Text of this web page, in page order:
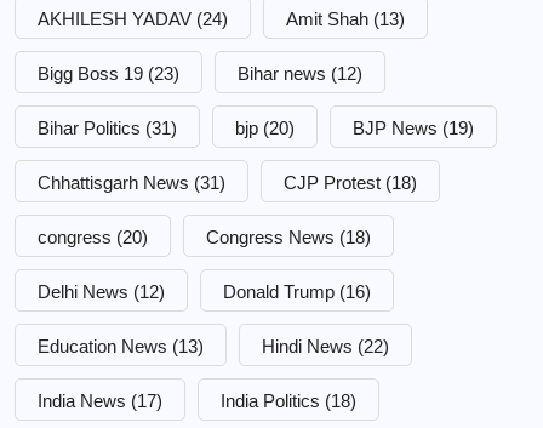
AKHILESH YADAV (24) Amit Shah (13)
Bigg Boss 19 (23) Bihar news (12)
Bihar Politics (31) bjp (20) BJP News (19)
Chhattisgarh News (31) CJP Protest (18)
congress (20) Congress News (18)
Delhi News (12) Donald Trump (16)
Education News (13) Hindi News (22)
India News (17) India Politics (18)